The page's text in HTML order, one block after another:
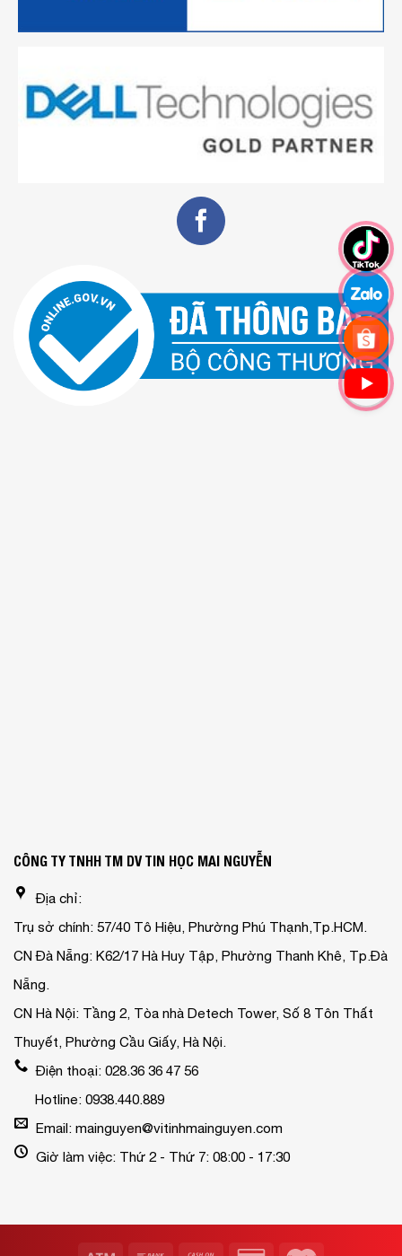
CÔNG TY TNHH TM DV TIN HỌC MAI NGUYỄN
Địa chỉ:
Trụ sở chính: 57/40 Tô Hiệu, Phường Phú Thạnh,Tp.HCM.
CN Đà Nẵng: K62/17 Hà Huy Tập, Phường Thanh Khê, Tp.Đà
Nẵng.
CN Hà Nội: Tầng 2, Tòa nhà Detech Tower, Số 8 Tôn Thất
Thuyết, Phường Cầu Giấy, Hà Nội.
Điện thoại: 028.36 36 47 56
Hotline: 0938.440.889
Email: mainguyen@vitinhmainguyen.com
Giờ làm việc: Thứ 2 - Thứ 7: 08:00 - 17:30